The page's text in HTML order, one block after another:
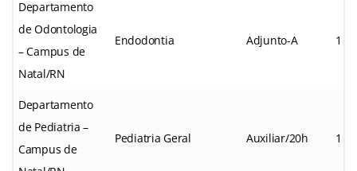
Departamento
de Odontologia
– Campus de
Natal/RN
Endodontia Adjunto-A 1
Departamento
de Pediatria –
Campus de
Pediatria Geral Auxiliar/20h 1